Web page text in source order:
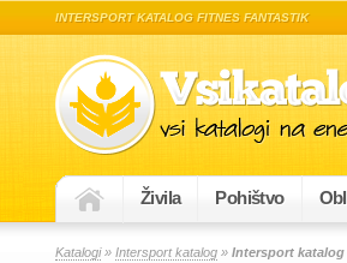
INTERSPORT KATALOG FITNES FANTASTIK
Živila Pohištvo
Katalogi» Intersport katalog » Intersport